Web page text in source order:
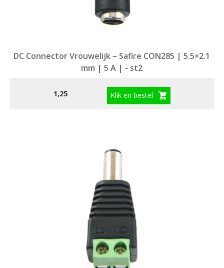
DC Connector Vrouwelijk – Safire CON285 | 5.5×2.1
mm | 5 A | - st2
1,25 Klik en bestel